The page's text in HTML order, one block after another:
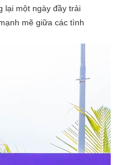
lại một ngày đầy trải
mẽ giữa các tình